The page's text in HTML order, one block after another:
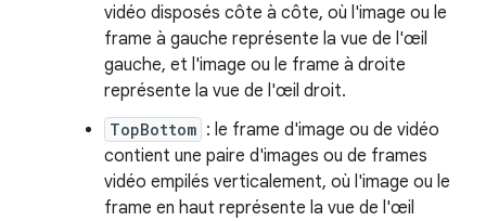
vidéo disposés côte à côte, où l'image ou le
frame à gauche représente la vue de l'œil
gauche, et l'image ou le frame à droite
représente la vue de l'œil droit.
TopBottom : le frame d'image ou de vidéo
contient une paire d'images ou de frames
vidéo empilés verticalement, où l'image ou le
frame en haut représente la vue de l'œil